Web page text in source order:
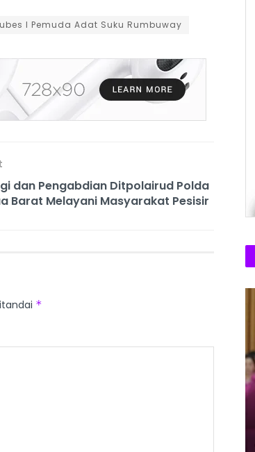
I Pemuda Adat Suku Rumbuway
dan Pengabdian Ditpolairud Polda
Barat Melayani Masyarakat Pesisir
*